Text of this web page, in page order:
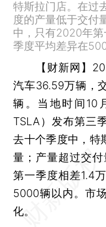
特斯拉门店。在过
度的产量低于交付
中，只有2020年第
季度平均差异在
【财新网】
汽车36.59万辆，
辆。当地时间10
TSLA）发布第三
去十个季度中，特
量；产量超过交
第一季度相差1.4
5000辆以内。市
化。